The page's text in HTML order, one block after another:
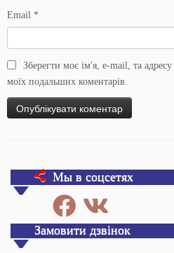
Email *
Зберегти моє ім'я, e-mail, та
моїх подальших коментарів.
Мы в соцсетях
Замовити дзвінок